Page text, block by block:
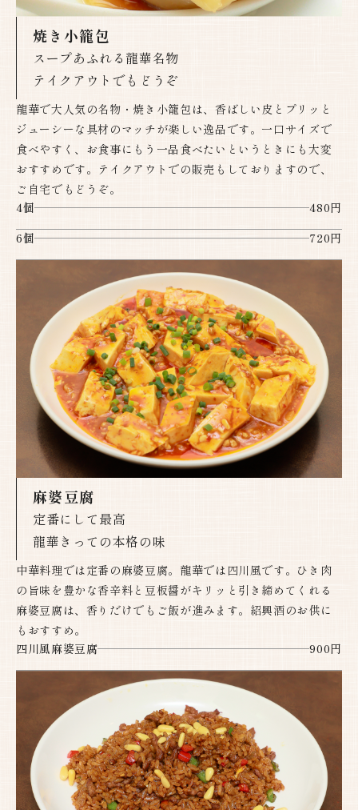
焼き小籠包
スープあふれる龍華名物
テイクアウトでもどうぞ​​​​​​​
龍華で大人気の名物・焼き小籠包は、香ばしい皮とプリッと
ジューシーな具材のマッチが楽しい逸品です。一口サイズで
食べやすく、お食事にもう一品食べたいというときにも大変
おすすめです。テイクアウトでの販売もしておりますので、
ご自宅でもどうぞ。
4個
480円
6個
720円
麻婆豆腐
定番にして最高
龍華きっての本格の味​​​​​​​
中華料理では定番の麻婆豆腐。龍華では四川風です。ひき肉
の旨味を豊かな香辛料と豆板醤がキリッと引き締めてくれる
麻婆豆腐は、香りだけでもご飯が進みます。紹興酒のお供に
もおすすめ。
四川風麻婆豆腐
900円